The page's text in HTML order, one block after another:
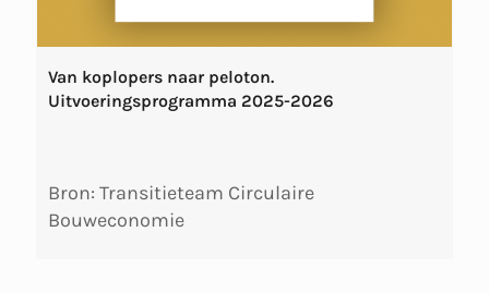
Van koplopers naar peloton.
Uitvoeringsprogramma 2025-2026
Bron: Transitieteam Circulaire
Bouweconomie